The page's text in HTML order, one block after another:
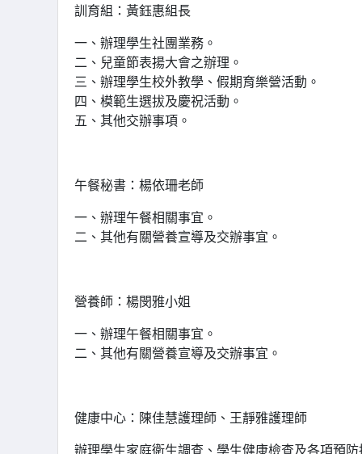
訓育組：黃鈺惠組長
一、辦理學生社團業務。
二、兒童節表揚大會之辦理。
三、辦理學生校外教學、假期育樂營活動。
四、模範生選拔及慶祝活動。
五、其他交辦事項。
午餐秘書：楊依珊老師
一、辦理午餐相關事宜。
二、其他有關營養宣導及交辦事宜。
營養師：楊閔雅小姐
一、辦理午餐相關事宜。
二、其他有關營養宣導及交辦事宜。
健康中心：陳佳慧護理師、王靜雅護理師
辦理學生家庭衛生調查、學生健康檢查及各項預防